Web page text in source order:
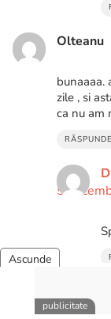
Olteanu
bunaaaa.
zile , si
ca nu am
RĂSPUNDE
5